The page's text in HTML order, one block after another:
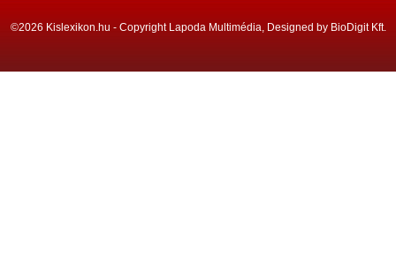
©2026 Kislexikon.hu - Copyright Lapoda Multimédia, Designed by BioDigit Kft.